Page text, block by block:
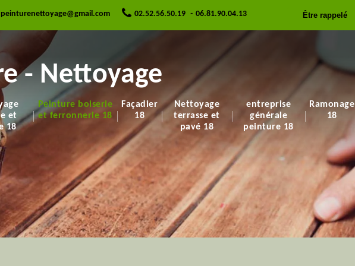
02.52.56.50.19 - 06.81.90.04.13 Être rappelé
et
18
Peinture boiserie
et ferronnerie 18
Façadier
18
Nettoyage
terrasse et
pavé 18
entreprise
générale
peinture 18
Ramonage
18
- Nettoyage